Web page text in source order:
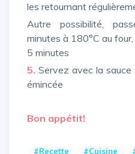
les retournant
Autre possibilité, passez les brochettes 10
minutes à 180°C au
5 minutes
5. Servez avec la
émincée
Bon appétit!
#Recette #cuisine